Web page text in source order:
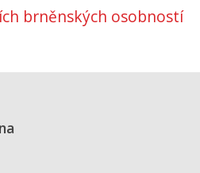
brněnských osobností